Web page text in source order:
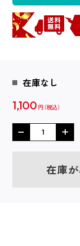
在庫なし
1,100 円
在庫